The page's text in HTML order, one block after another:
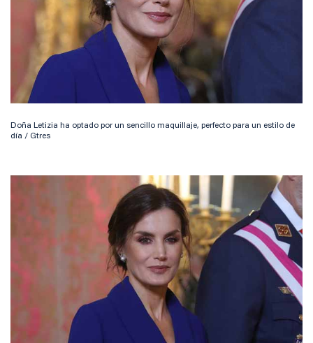
Doña Letizia ha optado por un sencillo maquillaje, perfecto para un estilo de
día / Gtres